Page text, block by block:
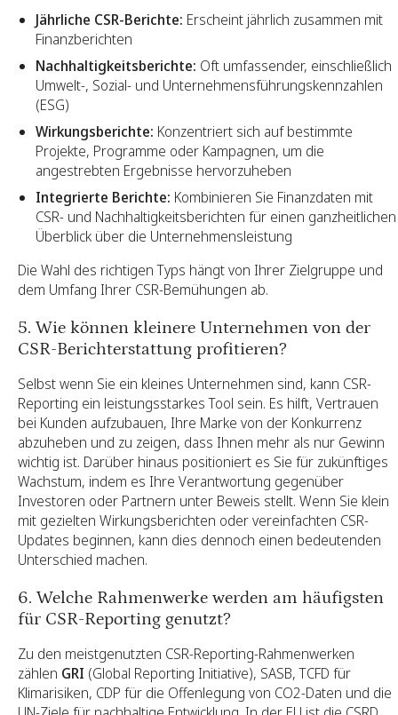
Jährliche CSR-Berichte: Erscheint jährlich zusammen mit
Finanzberichten
Nachhaltigkeitsberichte: Oft umfassender, einschließlich
Umwelt-, Sozial- und Unternehmensführungskennzahlen
(ESG)
Wirkungsberichte: Konzentriert sich auf bestimmte
Projekte, Programme oder Kampagnen, um die
angestrebten Ergebnisse hervorzuheben
Integrierte Berichte: Kombinieren Sie Finanzdaten mit
CSR- und Nachhaltigkeitsberichten für einen ganzheitlichen
Überblick über die Unternehmensleistung
Die Wahl des richtigen Typs hängt von Ihrer Zielgruppe und
dem Umfang Ihrer CSR-Bemühungen ab.
5. Wie können kleinere Unternehmen von der
CSR-Berichterstattung profitieren?
Selbst wenn Sie ein kleines Unternehmen sind, kann CSR-
Reporting ein leistungsstarkes Tool sein. Es hilft, Vertrauen
bei Kunden aufzubauen, Ihre Marke von der Konkurrenz
abzuheben und zu zeigen, dass Ihnen mehr als nur Gewinn
wichtig ist. Darüber hinaus positioniert es Sie für zukünftiges
Wachstum, indem es Ihre Verantwortung gegenüber
Investoren oder Partnern unter Beweis stellt. Wenn Sie klein
mit gezielten Wirkungsberichten oder vereinfachten CSR-
Updates beginnen, kann dies dennoch einen bedeutenden
Unterschied machen.
6. Welche Rahmenwerke werden am häufigsten
für CSR-Reporting genutzt?
Zu den meistgenutzten CSR-Reporting-Rahmenwerken
zählen GRI (Global Reporting Initiative), SASB, TCFD für
Klimarisiken, CDP für die Offenlegung von CO2-Daten und die